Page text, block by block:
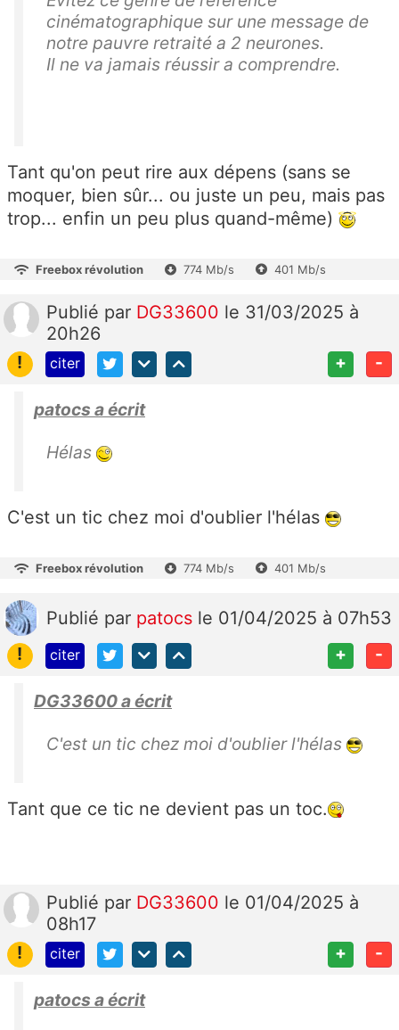
cinématographique sur une message de
notre pauvre retraité a 2 neurones.
Il ne va jamais réussir a comprendre.
Tant qu'on peut rire aux dépens (sans se
moquer, bien sûr... ou juste un peu, mais pas
trop... enfin un peu plus quand-même)
Freebox révolution 774 Mb/s 401 Mb/s
Publié par DG33600 le 31/03/2025 à
20h26
!
citer + -
patocs a écrit
Hélas
C'est un tic chez moi d'oublier l'hélas
Freebox révolution 774 Mb/s 401 Mb/s
Publié par patocs le 01/04/2025 à 07h53
!
citer + -
DG33600 a écrit
C'est un tic chez moi d'oublier l'hélas
Tant que ce tic ne devient pas un toc.
Publié par DG33600 le 01/04/2025 à
08h17
!
citer + -
patocs a écrit